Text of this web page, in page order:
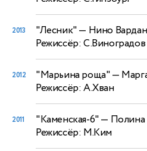
2013 "Лесник"— Нино
Режиссёр: С.Виноградов
2012 "Марьина роща"—
Режиссёр: А.Хван
2011 "Каменская-6"— Полина
Режиссёр: М.Ким